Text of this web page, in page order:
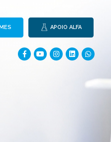
APOIO ALFA